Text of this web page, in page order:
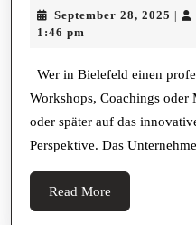
September 28, 2025
1:46 pm
Wer in Bielefeld einen
Workshops, Coachings oder
oder später auf das
Perspektive. Das
Read More
More